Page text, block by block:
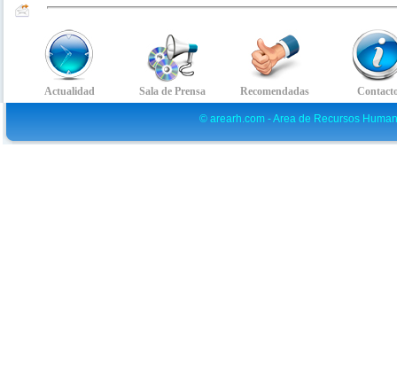
© arearh.com - Area de Recursos